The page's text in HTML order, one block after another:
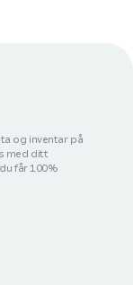
og inventar på
med ditt
får 100%